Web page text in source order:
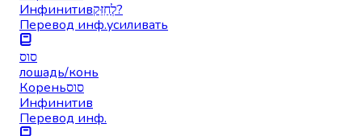
Инфинитив
לְחַזֵּק?
Перевод инф.усиливать
סוס
лошадь/конь
Кореньסוס
Инфинитив
Перевод инф.